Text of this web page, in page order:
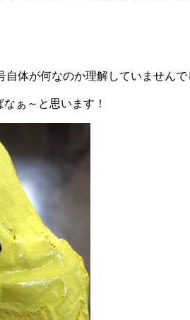
体が何なのか理解していませんで
ぁ～と思います！